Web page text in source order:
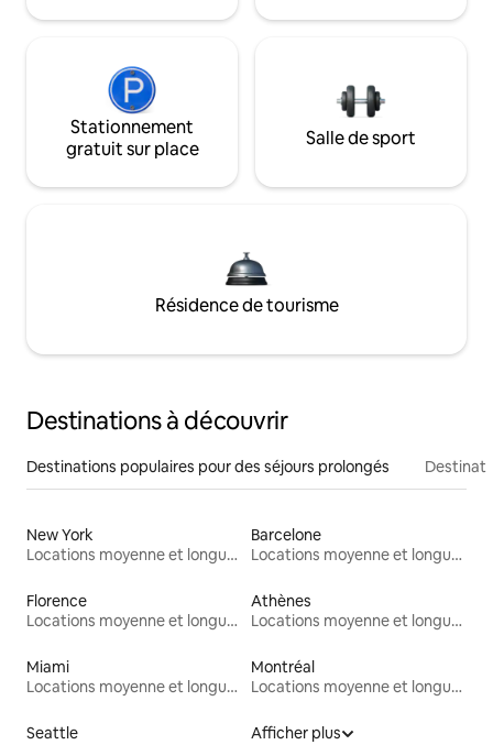
Stationnement
gratuit sur place
Salle de sport
Résidence de tourisme
Destinations à découvrir
Destinations populaires pour des séjours prolongés
New York
Locations moyenne et longue durée
Barcelone
Locations moyenne et longue durée
Florence
Locations moyenne et longue durée
Athènes
Locations moyenne et longue durée
Miami
Locations moyenne et longue durée
Montréal
Locations moyenne et longue durée
Seattle
Afficher plus